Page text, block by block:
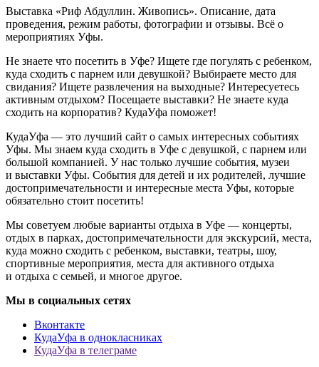
Выставка «Риф Абдуллин. Живопись». Описание, дата
проведения, режим работы, фотографии и отзывы. Всё о
мероприятиях Уфы.
Не знаете что посетить в Уфе? Ищете где погулять с ребенком,
куда сходить с парнем или девушкой? Выбираете место для
свидания? Ищете развлечения на выходные? Интересуетесь
активным отдыхом? Посещаете выставки? Не знаете куда
сходить на корпоратив? КудаУфа поможет!
КудаУфа — это лучший сайт о самых интересных событиях
Уфы. Мы знаем куда сходить в Уфе с девушкой, с парнем или
большой компанией. У нас только лучшие события, музеи
и выставки Уфы. События для детей и их родителей, лучшие
достопримечательности и интересные места Уфы, которые
обязательно стоит посетить!
Мы советуем любые варианты отдыха в Уфе — концерты,
отдых в парках, достопримечательности для экскурсий, места,
куда можно сходить с ребенком, выставки, театры, шоу,
спортивные мероприятия, места для активного отдыха
и отдыха с семьей, и многое другое.
Мы в социальных сетях
Вконтакте
КудаУфа в однокласниках
КудаУфа в телеграме